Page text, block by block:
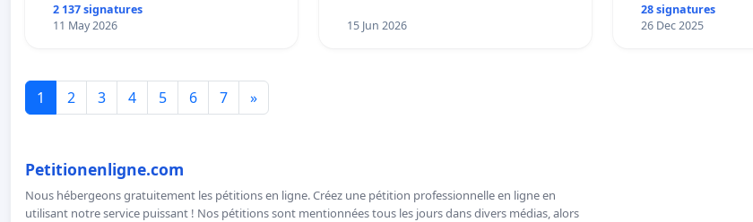
2 137 signatures
11 May 2026
15 Jun 2026
28 signatures
26 Dec 2025
1 2 3 4 5 6 7 »
Petitionenligne.com
Nous hébergeons gratuitement les pétitions en ligne. Créez une pétition professionnelle en ligne en
utilisant notre service puissant ! Nos pétitions sont mentionnées tous les jours dans divers médias, alors